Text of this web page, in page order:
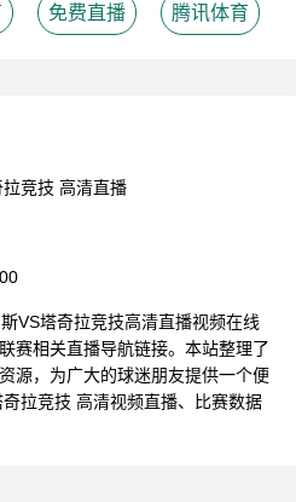
免费直播 腾讯体育
竞技 高清直播
VS塔奇拉竞技高清直播视频在线
赛相关直播导航链接。本站整理了
源，为广大的球迷朋友提供一个便
拉竞技 高清视频直播、比赛数据